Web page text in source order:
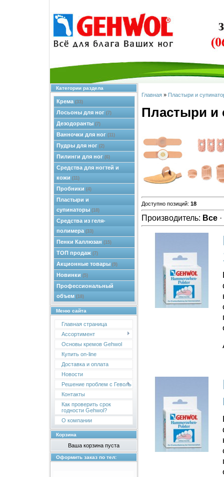
Категории раздела
Крема (33)
Лосьоны для ног (7)
Дезодоранты (7)
Ванночки для ног (11)
Пудры для ног (2)
Пилинги для ног (6)
Средства для ногтей и
кожи (11)
Пробники (4)
Пластыри и
супинаторы (18)
Средства из геля-
полимера (33)
Пенки Каллюзан (15)
ТОП продаж (7)
Акционные товары (9)
Новинки (5)
Профессиональный
объем (18)
Меню сайта
Главная страница
Ассортимент
Основы кремов Gehwol
Купить on-line
Доставка и оплата
Новости
Решение проблем с Геволь
Контакты
Как проверить срок
годности Gehwol?
О компании
Корзина
Ваша корзина пуста
Оформить заказ по тел:
Главная » Пластыри и
Пластыри и
Доступно позиций: 18
Производитель: Все·